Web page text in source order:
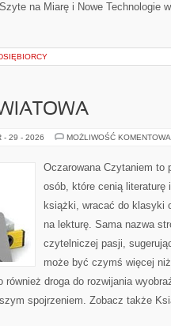
na Miarę i Nowe Technologie
- 29 - 2026 MOŻLIWOŚĆ
Oczarowana Czytaniem to
osób, które cenią literaturę
książki, wracać do klasyki
na lekturę. Sama nazwa
czytelniczej pasji,
może być czymś więcej
również droga do rozwijania
spojrzeniem. Zobacz także